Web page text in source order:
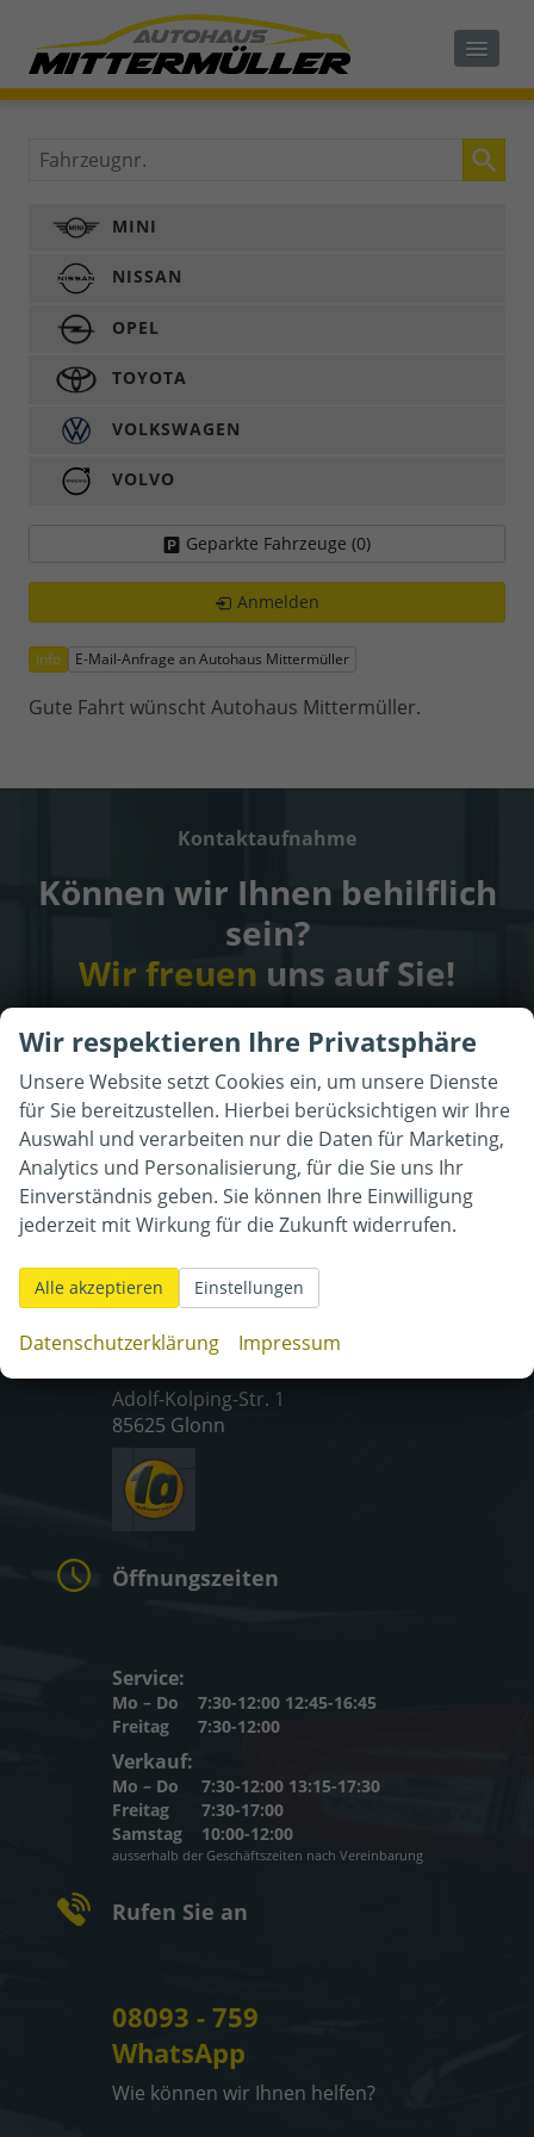
info E-Mail-Anfrage an Autohaus Mittermüller
Gute Fahrt wünscht Autohaus Mittermüller.
Fahrzeugnr.
MINI
NISSAN
OPEL
TOYOTA
VOLKSWAGEN
VOLVO
Geparkte Fahrzeuge (0)
Anmelden
Kontaktaufnahme
Können wir Ihnen behilflich
sein?
Wir freuen uns auf Sie!
Adresse
Adolf-Kolping-Str. 1
85625 Glonn
Öffnungszeiten
Service:
Mo – Do
7:30-12:00 12:45-16:45
Freitag
7:30-12:00
Verkauf:
Mo – Do
7:30-12:00 13:15-17:30
Freitag
7:30-17:00
Samstag
10:00-12:00
ausserhalb der Geschäftszeiten nach Vereinbarung
Rufen Sie an
08093 - 759
WhatsApp
Wie können wir Ihnen helfen?
Wir respektieren Ihre Privatsphäre
Unsere Website setzt Cookies ein, um unsere Dienste
für Sie bereitzustellen. Hierbei berücksichtigen wir Ihre
Auswahl und verarbeiten nur die Daten für Marketing,
Analytics und Personalisierung, für die Sie uns Ihr
Einverständnis geben. Sie können Ihre Einwilligung
jederzeit mit Wirkung für die Zukunft widerrufen.
Alle akzeptieren Einstellungen
Datenschutzerklärung Impressum